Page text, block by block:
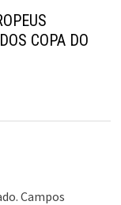
COPA DO
Campos